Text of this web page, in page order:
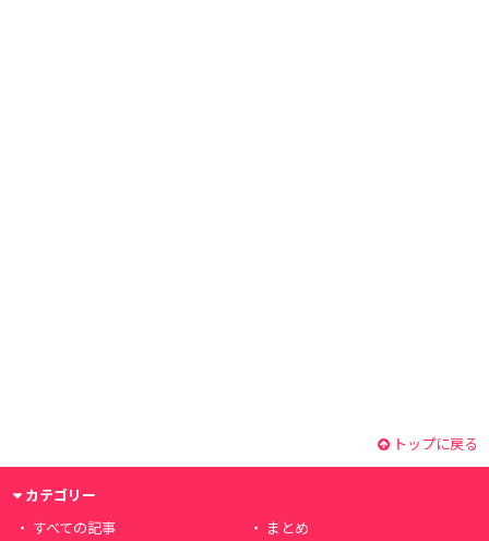
トップに戻る
カテゴリー
すべての記事
まとめ